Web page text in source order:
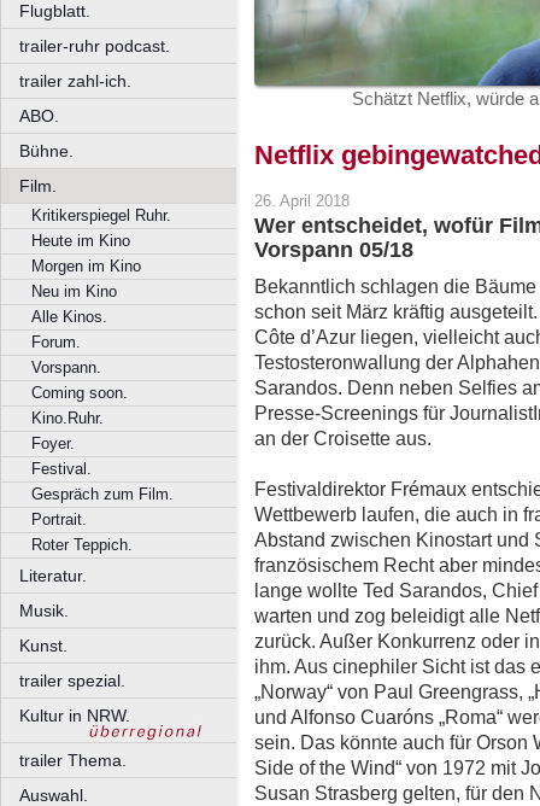
Flugblatt.
trailer-ruhr podcast.
trailer zahl-ich.
ABO.
Bühne.
Film.
Kritikerspiegel Ruhr.
Heute im Kino
Morgen im Kino
Neu im Kino
Alle Kinos.
Forum.
Vorspann.
Coming soon.
Kino.Ruhr.
Foyer.
Festival.
Gespräch zum Film.
Portrait.
Roter Teppich.
Literatur.
Musik.
Kunst.
trailer spezial.
Kultur in NRW.
trailer Thema.
Auswahl.
Schätzt Netflix, würde
Netflix
26. April 2018
Wer entscheidet, wofür
Vorspann 05/18
Bekanntlich schlagen die
schon seit März kräftig
Côte d’Azur liegen, vielleicht
Testosteronwallung der
Sarandos. Denn neben Selfies
Presse-Screenings für
an der Croisette aus.
Festivaldirektor Frémaux
Wettbewerb laufen, die auch in
Abstand zwischen Kinostart und
französischem Recht aber
lange wollte Ted Sarandos,
warten und zog beleidigt alle
zurück. Außer Konkurrenz oder
ihm. Aus cinephiler Sicht ist das
„Norway“ von Paul Greengrass,
und Alfonso Cuaróns „Roma“
sein. Das könnte auch für Orson
Side of the Wind“ von 1972 mit
Susan Strasberg gelten, für den